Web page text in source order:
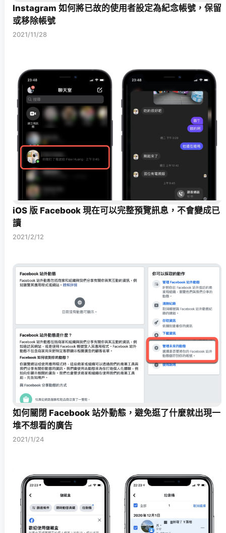
Instagram 如何將已故的使用者設定為紀念帳號，保留
或移除帳號
2021/11/28
iOS 版 Facebook 現在可以完整預覽訊息，不會變成已
讀
2021/2/12
如何關閉 Facebook 站外動態，避免逛了什麼就出現一
堆不想看的廣告
2021/1/24